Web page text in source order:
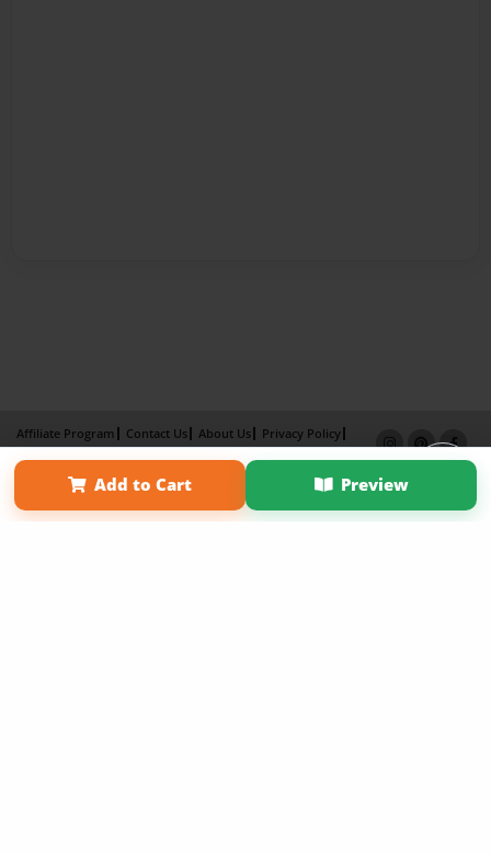
Add to Cart Preview
Affiliate Program Contact Us About Us
Privacy Policy
Term of Use
Why Bookemon